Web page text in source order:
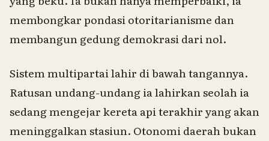
membongkar pondasi otoritarianisme dan
membangun gedung demokrasi dari nol.
Sistem multipartai lahir di bawah tangannya.
Ratusan undang-undang ia lahirkan seolah ia
sedang mengejar kereta api terakhir yang akan
meninggalkan stasiun. Otonomi daerah bukan